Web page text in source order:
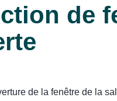
de
de la fenêtre de la